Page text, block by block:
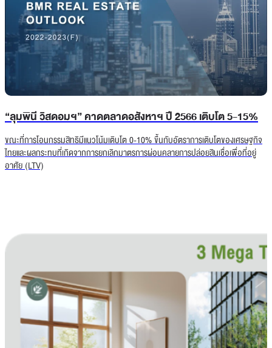
“ลุมพินี วิสดอมฯ” คาดตลาดอสังหาฯ ปี 2566 เติบโต 5-15%
ขณะที่การโอนกรรมสิทธิมีแนวโน้มเติบโต 0-10% ขึ้นกับอัตราการเติบโตของเศรษฐกิจ
ไทยและผลกระทบที่เกิดจากการยกเลิกมาตรการผ่อนคลายการปล่อยสินเชื่อเพื่อที่อยู่
อาศัย (LTV)